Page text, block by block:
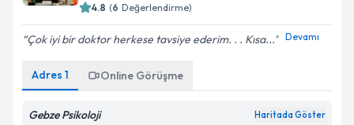
4.8 (6 Değerlendirme)
Çok iyi bir doktor herkese tavsiye ederim. . . Kısa... Devamı
Adres 1 Online Görüşme
Gebze Psikoloji Haritada Göster